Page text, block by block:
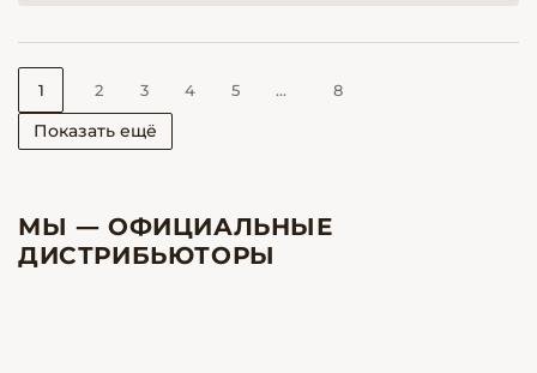
Показать ещё
1 2 3 4 5 ... 8
МЫ — ОФИЦИАЛЬНЫЕ
ДИСТРИБЬЮТОРЫ